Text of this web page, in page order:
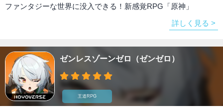
ファンタジーな世界に没入できる！新感覚RPG「原神」
詳しく見る >
ゼンレスゾーンゼロ（ゼンゼロ）
王道RPG